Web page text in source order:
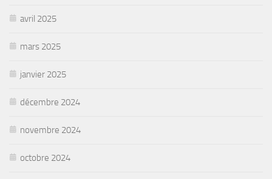
avril 2025
mars 2025
janvier 2025
décembre 2024
novembre 2024
octobre 2024